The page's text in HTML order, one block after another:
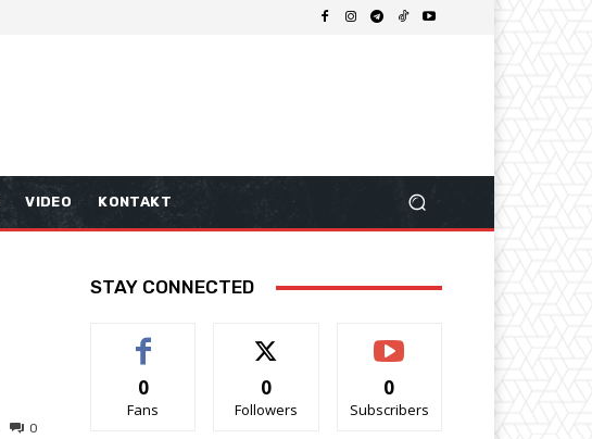
VIDEO KONTAKT
0
STAY CONNECTED
0
Fans
0
Followers
0
Subscribers